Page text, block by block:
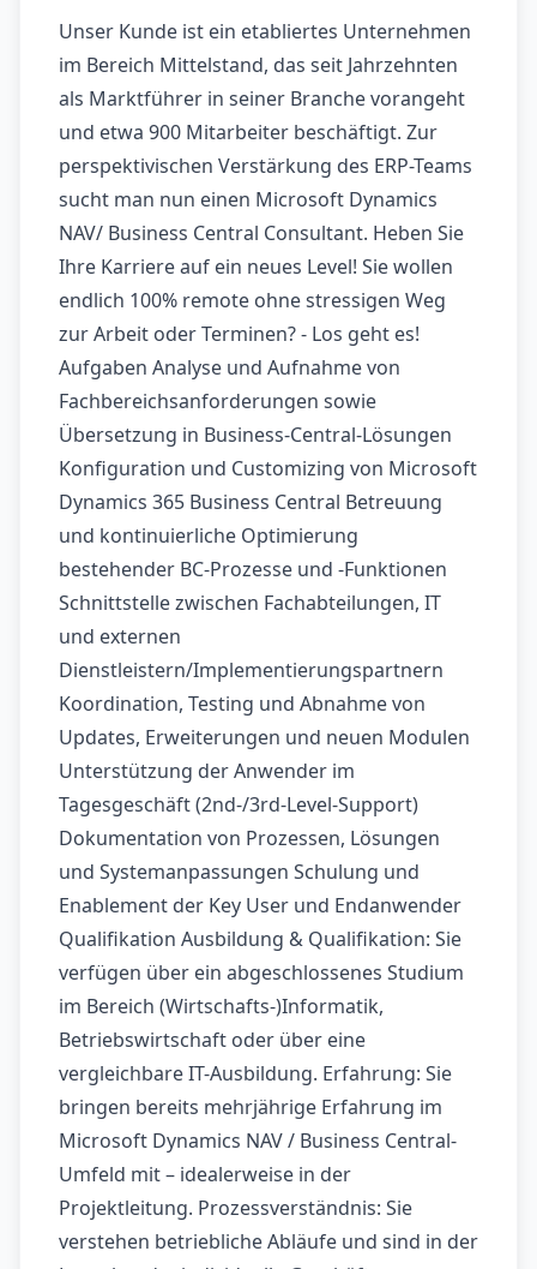
Unser Kunde ist ein etabliertes Unternehmen
im Bereich Mittelstand, das seit Jahrzehnten
als Marktführer in seiner Branche vorangeht
und etwa 900 Mitarbeiter beschäftigt. Zur
perspektivischen Verstärkung des ERP-Teams
sucht man nun einen Microsoft Dynamics
NAV/ Business Central Consultant. Heben Sie
Ihre Karriere auf ein neues Level! Sie wollen
endlich 100% remote ohne stressigen Weg
zur Arbeit oder Terminen? - Los geht es!
Aufgaben Analyse und Aufnahme von
Fachbereichsanforderungen sowie
Übersetzung in Business-Central-Lösungen
Konfiguration und Customizing von Microsoft
Dynamics 365 Business Central Betreuung
und kontinuierliche Optimierung
bestehender BC-Prozesse und -Funktionen
Schnittstelle zwischen Fachabteilungen, IT
und externen
Dienstleistern/Implementierungspartnern
Koordination, Testing und Abnahme von
Updates, Erweiterungen und neuen Modulen
Unterstützung der Anwender im
Tagesgeschäft (2nd-/3rd-Level-Support)
Dokumentation von Prozessen, Lösungen
und Systemanpassungen Schulung und
Enablement der Key User und Endanwender
Qualifikation Ausbildung & Qualifikation: Sie
verfügen über ein abgeschlossenes Studium
im Bereich (Wirtschafts-)Informatik,
Betriebswirtschaft oder über eine
vergleichbare IT-Ausbildung. Erfahrung: Sie
bringen bereits mehrjährige Erfahrung im
Microsoft Dynamics NAV / Business Central-
Umfeld mit – idealerweise in der
Projektleitung. Prozessverständnis: Sie
verstehen betriebliche Abläufe und sind in der